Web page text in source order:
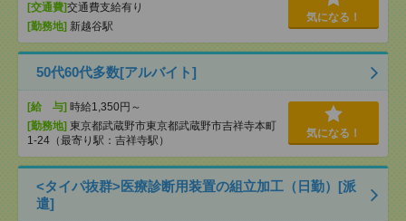
[交通費]交通費支給有り
[勤務地] 新越谷駅
気になる！
50代60代多数[アルバイト]
[給 与] 時給1,350円～
[勤務地] 東京都武蔵野市東京都武蔵野市吉祥寺本町
1-24（最寄り駅：吉祥寺駅）
気になる！
<タイパ抜群>医療診断用装置の組立加工（日勤）[派
遣]